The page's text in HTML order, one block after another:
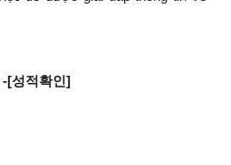
-[성적확인]